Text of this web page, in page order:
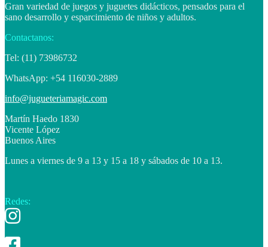
Gran variedad de juegos y juguetes didácticos, pensados para el
sano desarrollo y esparcimiento de niños y adultos.
Contactanos:
Tel: (11) 73986732
WhatsApp: +54 116030-2889
info@jugueteriamagic.com
Martín Haedo 1830
Vicente López
Buenos Aires
Lunes a viernes de 9 a 13 y 15 a 18 y sábados de 10 a 13.
Redes: